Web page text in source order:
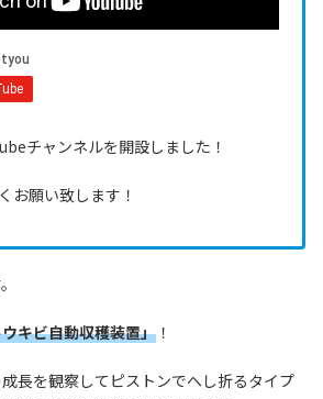
チャンネルを開設しました！
お願い致します！
キビ自動収穫装置」 ！
長を観察してピストンでへし折るタイプ